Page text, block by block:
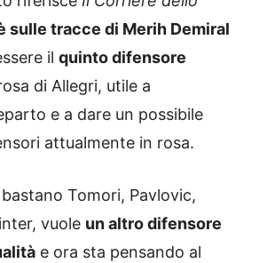
sulle tracce di Merih Demiral
il quinto difensore
di Allegri, utile a
e a dare un possibile
attualmente in rosa.
Tomori, Pavlovic,
vuole un altro difensore
e ora sta pensando al